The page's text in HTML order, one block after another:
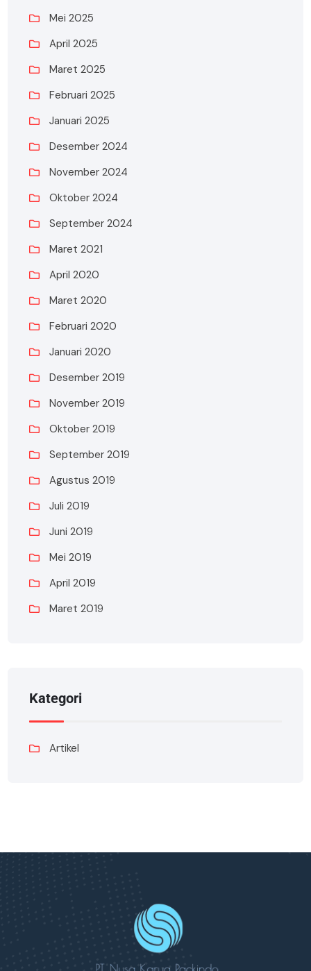
Mei 2025
April 2025
Maret 2025
Februari 2025
Januari 2025
Desember 2024
November 2024
Oktober 2024
September 2024
Maret 2021
April 2020
Maret 2020
Februari 2020
Januari 2020
Desember 2019
November 2019
Oktober 2019
September 2019
Agustus 2019
Juli 2019
Juni 2019
Mei 2019
April 2019
Maret 2019
Kategori
Artikel